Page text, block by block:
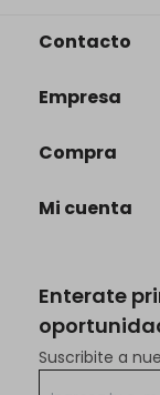
Enterate
Suscribite a
Contacto
Empresa
Compra
Mi cuenta